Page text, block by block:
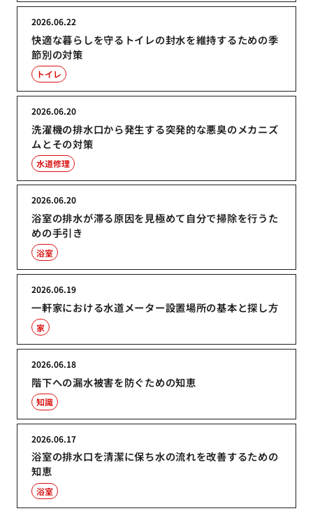
快適な暮らしを守るトイレの封水を維持するための季
節別の対策
2026.06.22
トイレ
洗濯機の排水口から発生する突発的な悪臭のメカニズ
ムとその対策
2026.06.20
水道修理
浴室の排水が滞る原因を見極めて自分で掃除を行うた
めの手引き
2026.06.20
浴室
一軒家における水道メーター設置場所の基本と探し方
2026.06.19
家
階下への漏水被害を防ぐための知恵
2026.06.18
知識
浴室の排水口を清潔に保ち水の流れを改善するための
知恵
2026.06.17
浴室